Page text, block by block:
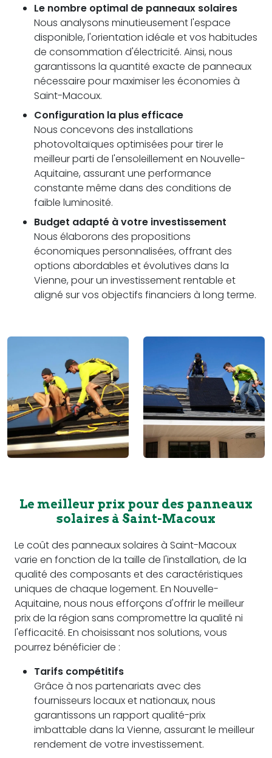
Le nombre optimal de panneaux solaires
Nous analysons minutieusement l'espace
disponible, l'orientation idéale et vos habitudes
de consommation d'électricité. Ainsi, nous
garantissons la quantité exacte de panneaux
nécessaire pour maximiser les économies à
Saint-Macoux.
Configuration la plus efficace
Nous concevons des installations
photovoltaïques optimisées pour tirer le
meilleur parti de l'ensoleillement en Nouvelle-
Aquitaine, assurant une performance
constante même dans des conditions de
faible luminosité.
Budget adapté à votre investissement
Nous élaborons des propositions
économiques personnalisées, offrant des
options abordables et évolutives dans la
Vienne, pour un investissement rentable et
aligné sur vos objectifs financiers à long terme.
Le meilleur prix pour des panneaux
solaires à Saint-Macoux
Le coût des panneaux solaires à Saint-Macoux
varie en fonction de la taille de l'installation, de la
qualité des composants et des caractéristiques
uniques de chaque logement. En Nouvelle-
Aquitaine, nous nous efforçons d'offrir le meilleur
prix de la région sans compromettre la qualité ni
l'efficacité. En choisissant nos solutions, vous
pourrez bénéficier de :
Tarifs compétitifs
Grâce à nos partenariats avec des
fournisseurs locaux et nationaux, nous
garantissons un rapport qualité-prix
imbattable dans la Vienne, assurant le meilleur
rendement de votre investissement.